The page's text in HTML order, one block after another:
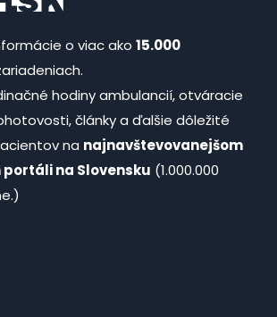
o viac ako 15.000
hodiny ambulancií, otváracie
články a ďalšie dôležité
na najnavštevovanejšom
na Slovensku (1.000.000